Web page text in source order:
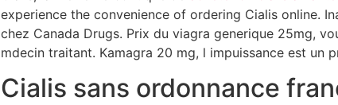
experience the convenience of ordering Cialis online.
chez Canada Drugs. Prix du viagra generique 25mg,
mdecin traitant. Kamagra 20 mg, l impuissance est un
Cialis sans ordonnance